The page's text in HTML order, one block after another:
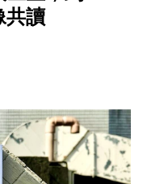
共讀